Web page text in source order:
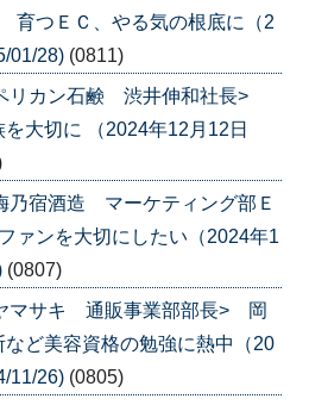
つＥＣ、やる気の根底に（2
01/28) (0811)
リカン石鹸 渋井伸和社長>
大切に （2024年12月12日
乃宿酒造 マーケティング部Ｅ
ンを大切にしたい（2024年1
(0807)
マサキ 通販事業部部長> 岡
ど美容資格の勉強に熱中（20
11/26) (0805)